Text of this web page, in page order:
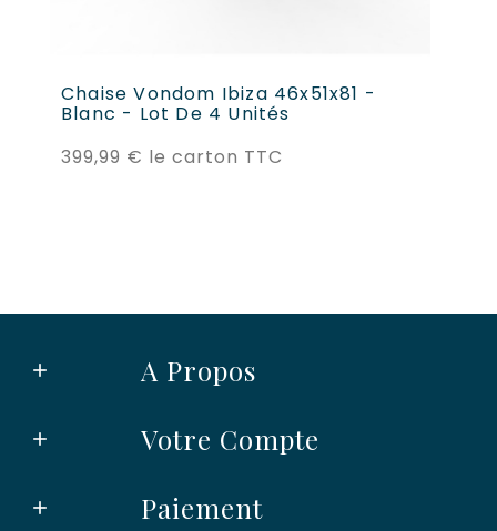
Chaise Vondom Ibiza 46x51x81 -
Blanc - Lot De 4 Unités
399,99 € le carton TTC
A Propos

Votre Compte

Paiement
